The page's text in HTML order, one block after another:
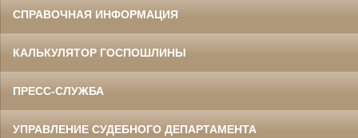
СПРАВОЧНАЯ ИНФОРМАЦИЯ
КАЛЬКУЛЯТОР ГОСПОШЛИНЫ
ПРЕСС-СЛУЖБА
УПРАВЛЕНИЕ СУДЕБНОГО ДЕПАРТАМЕНТА